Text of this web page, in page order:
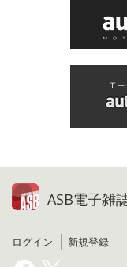
ASB電子雑
ログイン 新規登録